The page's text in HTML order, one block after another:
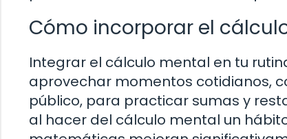
Cómo incorporar el
Integrar el cálculo mental en tu
aprovechar momentos cotidianos,
público, para practicar sumas y
al hacer del cálculo mental un